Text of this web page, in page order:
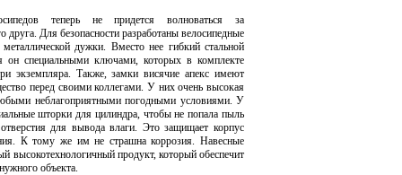
теперь не придется волноваться за
друга. Для безопасности разработаны велосипедные
дужки. Вместо нее гибкий стальной
он специальными ключами, которых в комплекте
экземпляра. Также, замки висячие апекс имеют
перед своими коллегами. У них очень высокая
неблагоприятными погодными условиями. У
шторки для цилиндра, чтобы не попала пыль
для вывода влаги. Это защищает корпус
К тому же им не страшна коррозия. Навесные
высокотехнологичный продукт, который обеспечит
объекта.